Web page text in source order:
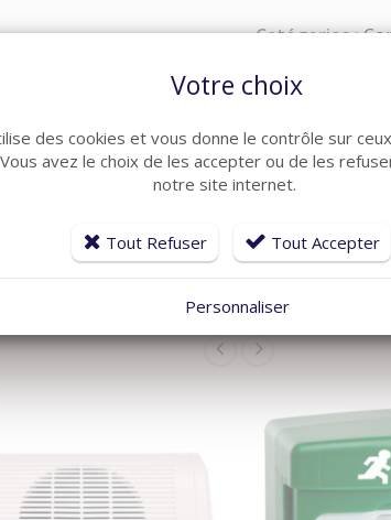
Catégories :
ARTICLES CONNEXES
produits ménagers, découvrez également
Votre choix
des cookies et vous donne le contrôle sur
avez le choix de les accepter ou de les
notre site internet.
Tout Refuser Tout Accepter
Personnaliser